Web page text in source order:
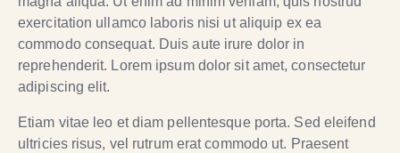
exercitation ullamco laboris nisi ut aliquip ex ea
commodo consequat. Duis aute irure dolor in
reprehenderit. Lorem ipsum dolor sit amet, consectetur
adipiscing elit.
Etiam vitae leo et diam pellentesque porta. Sed eleifend
ultricies risus, vel rutrum erat commodo ut. Praesent